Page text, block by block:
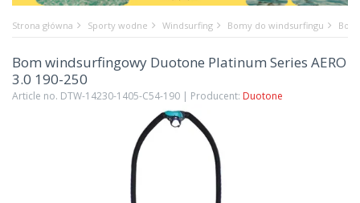
Strona główna Sporty wodne Windsurfing Bomy do windsurfingu
Bom windsurfingowy Duotone Platinum Series AERO
3.0 190-250
Article no. DTW-14230-1405-C54-190 | Producent: Duotone